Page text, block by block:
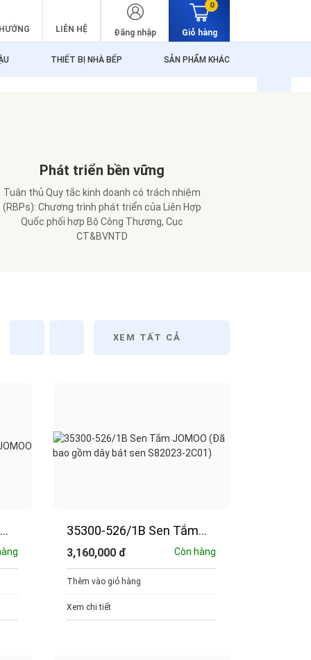
LIÊN HỆ Đăng nhập
0
Giỏ hàng
THIẾT BỊ NHÀ BẾP SẢN PHẨM KHÁC
Phát triển bền vững
Tuân thủ Quy tắc kinh doanh có trách nhiệm
(RBPs): Chương trình phát triển của Liên Hợp
Quốc phối hợp Bộ Công Thương, Cục
CT&BVNTD
XEM TẤT CẢ
35300-526/1B Sen Tắm
JOMOO (Đã bao gồm dây
bát sen S82023-2C01)
3,160,000 đ Còn hàng
Thêm vào giỏ hàng
Xem chi tiết